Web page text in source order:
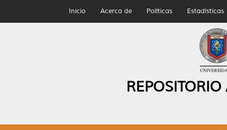
Inicio Acerca de Políticas Estadísticas